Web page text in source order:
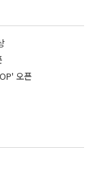
오픈